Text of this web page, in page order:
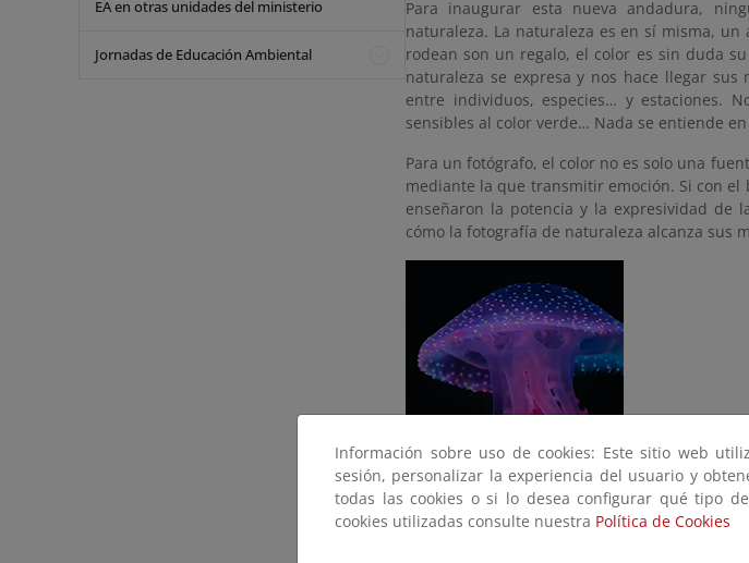
EA en otras unidades del ministerio
Jornadas de Educación Ambiental
Para inaugurar esta nueva andadura,
naturaleza. La naturaleza es en sí misma,
rodean son un regalo, el color es sin duda
naturaleza se expresa y nos hace llegar
entre individuos, especies… y estaciones.
sensibles al color verde… Nada se entiende
Para un fotógrafo, el color no es solo una
mediante la que transmitir emoción. Si con el
enseñaron la potencia y la expresividad de
cómo la fotografía de naturaleza alcanza sus
Información sobre uso de cookies: Este sitio web
sesión, personalizar la experiencia del usuario y
todas las cookies o si lo desea configurar qué tipo
cookies utilizadas consulte nuestra Política de Cookies